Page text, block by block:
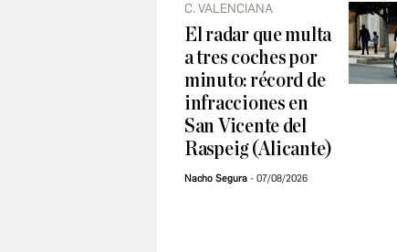
C. VALENCIANA
El radar que multa
a tres coches por
minuto: récord de
infracciones en
San Vicente del
Raspeig (Alicante)
Nacho Segura 07/08/2026